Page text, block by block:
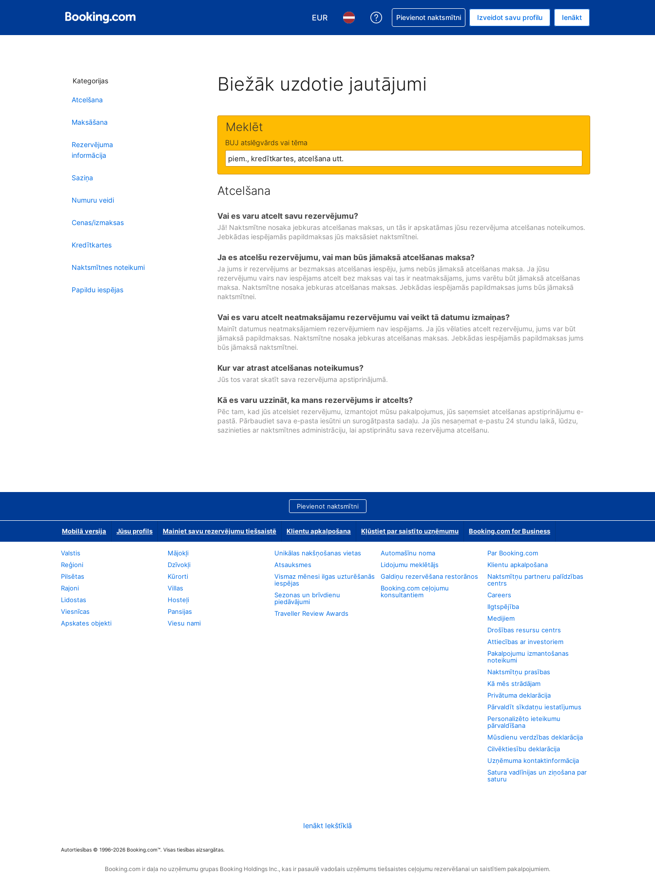
EUR
Izvēlēties valūtu. Jūsu pašreizējā valūta ir Eiro.
Izvēlēties valodu. Jūsu pašreizējā valoda ir Latviski.
Saņemiet palīdzību saistībā ar savu rezervējumu.
Pievienot naktsmītni Izveidot savu profilu Ienākt
Kategorijas
Atcelšana
Maksāšana
Rezervējuma
informācija
Saziņa
Numuru veidi
Cenas/izmaksas
Kredītkartes
Naktsmītnes noteikumi
Papildu iespējas
Biežāk uzdotie jautājumi
Meklēt
BUJ atslēgvārds vai tēma
Atcelšana
Vai es varu atcelt savu rezervējumu?
Jā! Naktsmītne nosaka jebkuras atcelšanas maksas, un tās ir apskatāmas jūsu rezervējuma atcelšanas noteikumos.
Jebkādas iespējamās papildmaksas jūs maksāsiet naktsmītnei.
Ja es atcelšu rezervējumu, vai man būs jāmaksā atcelšanas maksa?
Ja jums ir rezervējums ar bezmaksas atcelšanas iespēju, jums nebūs jāmaksā atcelšanas maksa. Ja jūsu
rezervējumu vairs nav iespējams atcelt bez maksas vai tas ir neatmaksājams, jums varētu būt jāmaksā atcelšanas
maksa. Naktsmītne nosaka jebkuras atcelšanas maksas. Jebkādas iespējamās papildmaksas jums būs jāmaksā
naktsmītnei.
Vai es varu atcelt neatmaksājamu rezervējumu vai veikt tā datumu izmaiņas?
Mainīt datumus neatmaksājamiem rezervējumiem nav iespējams. Ja jūs vēlaties atcelt rezervējumu, jums var būt
jāmaksā papildmaksas. Naktsmītne nosaka jebkuras atcelšanas maksas. Jebkādas iespējamās papildmaksas jums
būs jāmaksā naktsmītnei.
Kur var atrast atcelšanas noteikumus?
Jūs tos varat skatīt sava rezervējuma apstiprinājumā.
Kā es varu uzzināt, ka mans rezervējums ir atcelts?
Pēc tam, kad jūs atcelsiet rezervējumu, izmantojot mūsu pakalpojumus, jūs saņemsiet atcelšanas apstiprinājumu e-
pastā. Pārbaudiet sava e-pasta iesūtni un surogātpasta sadaļu. Ja jūs nesaņemat e-pastu 24 stundu laikā, lūdzu,
sazinieties ar naktsmītnes administrāciju, lai apstiprinātu sava rezervējuma atcelšanu.
Pievienot naktsmītni
Mobilā versija Jūsu profils Mainiet savu rezervējumu tiešsaistē Klientu apkalpošana Kļūstiet par saistīto uzņēmumu Booking.com for Business
Valstis
Reģioni
Pilsētas
Rajoni
Lidostas
Viesnīcas
Apskates objekti
Mājokļi
Dzīvokļi
Kūrorti
Villas
Hosteļi
Pansijas
Viesu nami
Unikālas nakšņošanas vietas
Atsauksmes
Vismaz mēnesi ilgas uzturēšanās
iespējas
Sezonas un brīvdienu
piedāvājumi
Traveller Review Awards
Automašīnu noma
Lidojumu meklētājs
Galdiņu rezervēšana restorānos
Booking.com ceļojumu
konsultantiem
Par Booking.com
Klientu apkalpošana
Naktsmītņu partneru palīdzības
centrs
Careers
Ilgtspējība
Medijiem
Drošības resursu centrs
Attiecības ar investoriem
Pakalpojumu izmantošanas
noteikumi
Naktsmītņu prasības
Kā mēs strādājam
Privātuma deklarācija
Pārvaldīt sīkdatņu iestatījumus
Personalizēto ieteikumu
pārvaldīšana
Mūsdienu verdzības deklarācija
Cilvēktiesību deklarācija
Uzņēmuma kontaktinformācija
Satura vadlīnijas un ziņošana par
saturu
Ienākt Iekštīklā
Autortiesības © 1996–2026 Booking.com™. Visas tiesības aizsargātas.
Booking.com ir daļa no uzņēmumu grupas Booking Holdings Inc., kas ir pasaulē vadošais uzņēmums tiešsaistes ceļojumu rezervēšanai un saistītiem pakalpojumiem.